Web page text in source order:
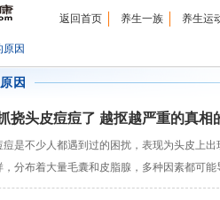
返回首页 养生一族 养生运
原因
因
挠头皮痘痘了 越抠越严重的真相
不少人都遇到过的困扰，表现为头皮上出
，分布着大量毛囊和皮脂腺，多种因素都可能